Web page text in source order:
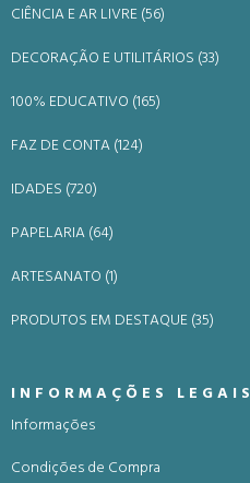
CIÊNCIA E AR LIVRE (56)
DECORAÇÃO E UTILITÁRIOS (33)
100% EDUCATIVO (165)
FAZ DE CONTA (124)
IDADES (720)
PAPELARIA (64)
ARTESANATO (1)
PRODUTOS EM DESTAQUE (35)
INFORMAÇÕES LEGAIS
Informações
Condições de Compra